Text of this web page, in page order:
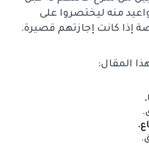
منه ليختصروا على
كانت إجازتهم قصيرة.
المقال: